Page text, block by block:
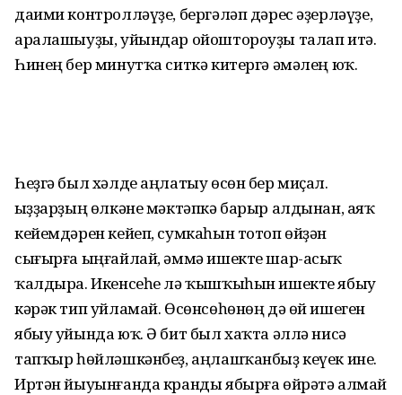
даими контролләүҙе, бергәләп дәрес әҙерләүҙе,
аралашыуҙы, уйындар ойоштороуҙы талап итә.
Һинең бер минутҡа ситкә китергә әмәлең юҡ.
Һеҙгә был хәлде аңлатыу өсөн бер миҫал.
Ҡыҙҙарҙың өлкәне мәктәпкә барыр алдынан, аяҡ
кейемдәрен кейеп, сумкаһын тотоп өйҙән
сығырға ыңғайлай, әммә ишекте шар-асыҡ
ҡалдыра. Икенсеһе лә ҡышҡыһын ишекте ябыу
кәрәк тип уйламай. Өсөнсөһөнөң дә өй ишеген
ябыу уйында юҡ. Ә бит был хаҡта әллә нисә
тапҡыр һөйләшкәнбеҙ, аңлашҡанбыҙ кеүек ине.
Иртән йыуынғанда кранды ябырға өйрәтә алмай